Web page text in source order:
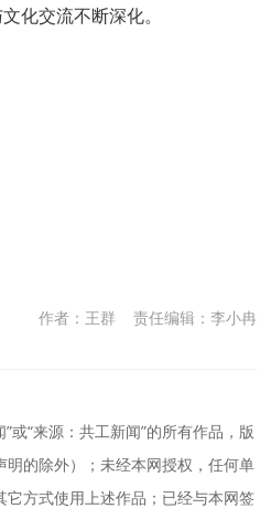
化交流不断深化。
作者：王群 责任编辑：李小冉
或“来源：共工新闻”的所有作品，版
的除外）；未经本网授权，任何单
方式使用上述作品；已经与本网签